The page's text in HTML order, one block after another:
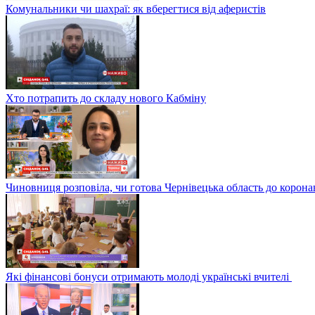
Комунальники чи шахраї: як вберегтися від аферистів
Хто потрапить до складу нового Кабміну
Чиновниця розповіла, чи готова Чернівецька область до
Які фінансові бонуси отримають молоді українські вчителі